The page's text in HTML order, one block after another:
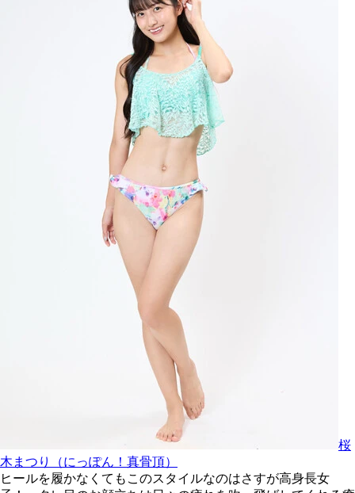
桜
木まつり（にっぽん！真骨頂）
ヒールを履かなくてもこのスタイルなのはさすが高身長女